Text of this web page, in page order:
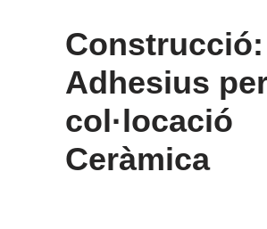
Construcció:
Adhesius
col·locació
Ceràmica